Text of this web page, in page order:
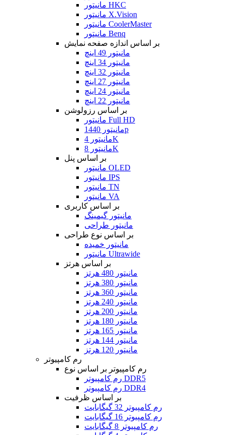
مانیتور HKC
مانیتور X.Vision
مانیتور CoolerMaster
مانیتور Benq
بر اساس اندازه صفحه نمایش
مانیتور 49 اینچ
مانیتور 34 اینچ
مانیتور 32 اینچ
مانیتور 27 اینچ
مانیتور 24 اینچ
مانیتور 22 اینچ
بر اساس رزولوشن
مانیتور Full HD
مانیتور 1440p
مانیتور 4K
مانیتور 8K
بر اساس پنل
مانیتور OLED
مانیتور IPS
مانیتور TN
مانیتور VA
بر اساس کاربری
مانیتور گیمینگ
مانیتور طراحی
بر اساس نوع طراحی
مانیتور خمیده
مانیتور Ultrawide
بر اساس هرتز
مانیتور 480 هرتز
مانیتور 380 هرتز
مانیتور 360 هرتز
مانیتور 240 هرتز
مانیتور 200 هرتز
مانیتور 180 هرتز
مانیتور 165 هرتز
مانیتور 144 هرتز
مانیتور 120 هرتز
رم کامپیوتر
رم کامپیوتر بر اساس نوع
رم کامپیوتر DDR5
رم کامپیوتر DDR4
بر اساس ظرفیت
رم کامپیوتر 32 گیگابایت
رم کامپیوتر 16 گیگابایت
رم کامپیوتر 8 گیگابایت